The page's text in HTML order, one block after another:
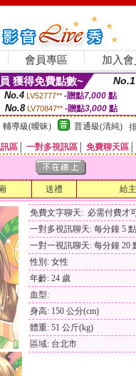
會員專區 加入會
獲得免費點數~ No.1
No.4 LV52777** -贈點7,000點
No.8 LV70847** -贈點3,000 點
輔導級(曖昧) 普通級(清純)
區 一對多視訊區 免費聊天區
送禮 給
免費文字聊天: 必需付費才
一對多視訊聊天: 每分鐘 5 點
一對一視訊聊天: 每分鐘 20
性別: 女性
年齡: 24 歲
血型:
身高: 150 公分(cm)
體重: 51 公斤(kg)
區域: 台北市